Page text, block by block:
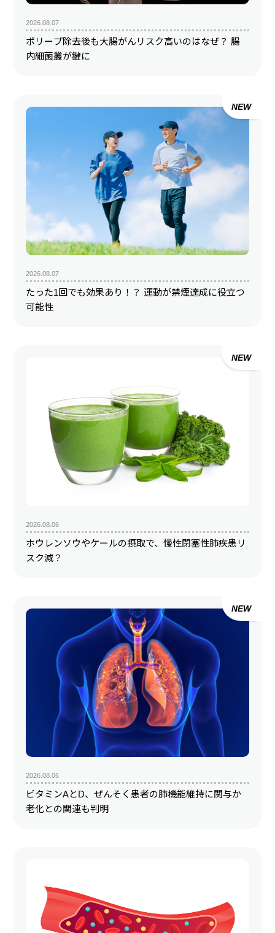
2026.08.07
ポリープ除去後も大腸がんリスク高いのはなぜ？ 腸
内細菌叢が鍵に
NEW
2026.08.07
たった1回でも効果あり！？ 運動が禁煙達成に役立つ
可能性
NEW
2026.08.06
ホウレンソウやケールの摂取で、慢性閉塞性肺疾患リ
スク減？
NEW
2026.08.06
ビタミンAとD、ぜんそく患者の肺機能維持に関与か
老化との関連も判明